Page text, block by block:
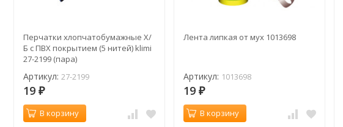
Перчатки хлопчатобумажные Х/
Б с ПВХ покрытием (5 нитей) klimi
27-2199 (пара)
Артикул: 27-2199
19 ₽
В корзину
Лента липкая от мух 1013698
Артикул: 1013698
19 ₽
В корзину